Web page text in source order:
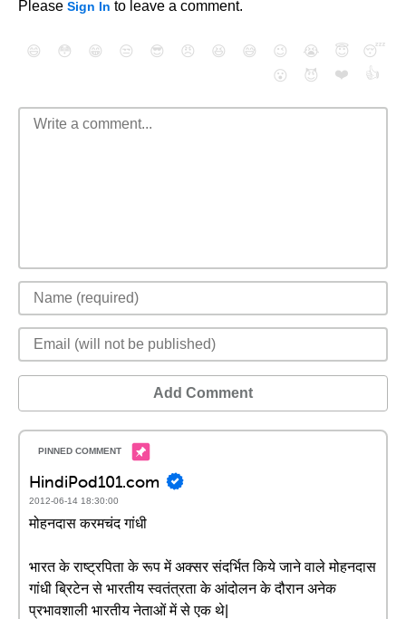
Please Sign In to leave a comment.
😄 😳 😁 😒 😎 😠 😆 😅 😉 😭 😇
😴
😮
😈 ❤️ 👍
Add Comment
HindiPod101.com
2012-06-14 18:30:00
मोहनदास करमचंद गांधी
भारत के राष्ट्रपिता के रूप में अक्सर संदर्भित किये जाने वाले मोहनदास
गांधी ब्रिटेन से भारतीय स्वतंत्रता के आंदोलन के दौरान अनेक
प्रभावशाली भारतीय नेताओं में से एक थे|